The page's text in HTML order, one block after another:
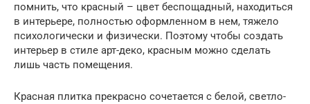
помнить, что красный – цвет беспощадный, находиться
в интерьере, полностью оформленном в нем, тяжело
психологически и физически. Поэтому чтобы создать
интерьер в стиле арт-деко, красным можно сделать
лишь часть помещения.
Красная плитка прекрасно сочетается с белой, светло-